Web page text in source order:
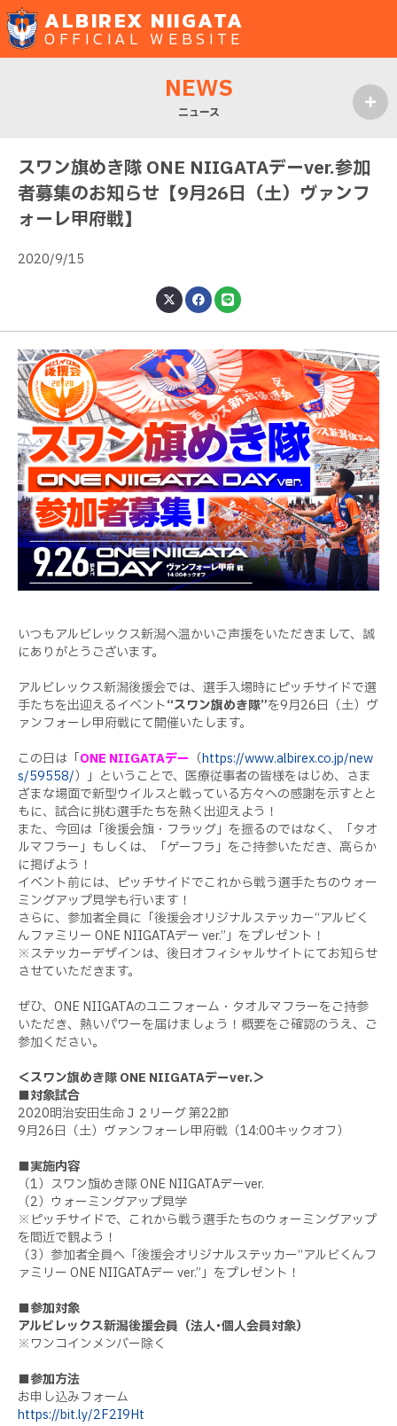
ALBIREX NIIGATA
OFFICIAL WEBSITE
NEWS
ニュース
スワン旗めき隊 ONE NIIGATAデーver.参加
者募集のお知らせ【9月26日（土）ヴァンフ
ォーレ甲府戦】
2020/9/15
いつもアルビレックス新潟へ温かいご声援をいただきまして、誠
にありがとうございます。
アルビレックス新潟後援会では、選手入場時にピッチサイドで選
手たちを出迎えるイベント“スワン旗めき隊”を9月26日（土）ヴ
ァンフォーレ甲府戦にて開催いたします。
この日は「ONE NIIGATAデー （https://www.albirex.co.jp/new
s/59558/）」 ということで、医療従事者の皆様をはじめ、さま
ざまな場面で新型ウイルスと戦っている方々への感謝を示すとと
もに、試合に挑む選手たちを熱く出迎えよう！
また、今回は「後援会旗・フラッグ」を振るのではなく、「タオ
ルマフラー」もしくは、「ゲーフラ」をご持参いただき、高らか
に掲げよう！
イベント前には、ピッチサイドでこれから戦う選手たちのウォー
ミングアップ見学も行います！
さらに、参加者全員に「後援会オリジナルステッカー“アルビく
んファミリーONE NIIGATAデーver.”」をプレゼント！
※ステッカーデザインは、後日オフィシャルサイトにてお知らせ
させていただきます。
ぜひ、 ONE NIIGATAのユニフォーム・タオルマフラーをご持参
いただき、熱いパワーを届けましょう！概要をご確認のうえ、ご
参加ください。
＜スワン旗めき隊ONE NIIGATAデーver.＞
■対象試合
2020明治安田生命Ｊ２リーグ 第22節
9月26日（土）ヴァンフォーレ甲府戦（14:00キックオフ）
■実施内容
（1）スワン旗めき隊 ONE NIIGATAデーver.
（2）ウォーミングアップ見学
※ピッチサイドで、これから戦う選手たちのウォーミングアップ
を間近で観よう！
（3） 参加者全員へ「後援会オリジナルステッカー“アルビくんフ
ァミリーONE NIIGATAデーver.”」をプレゼント！
■参加対象
アルビレックス新潟後援会員（法人･個人会員対象）
※ワンコインメンバー除く
■参加方法
お申し込みフォーム
https://bit.ly/2F2I9Ht